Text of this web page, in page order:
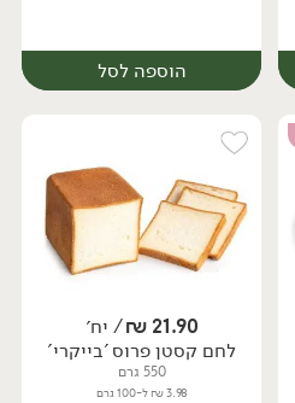
הוספה לסל
יח׳
21.90
₪/ יח׳
לחם קסטן פרוס 'בייקרי'
550 גרם
3.98 ₪ ל-100 גרם